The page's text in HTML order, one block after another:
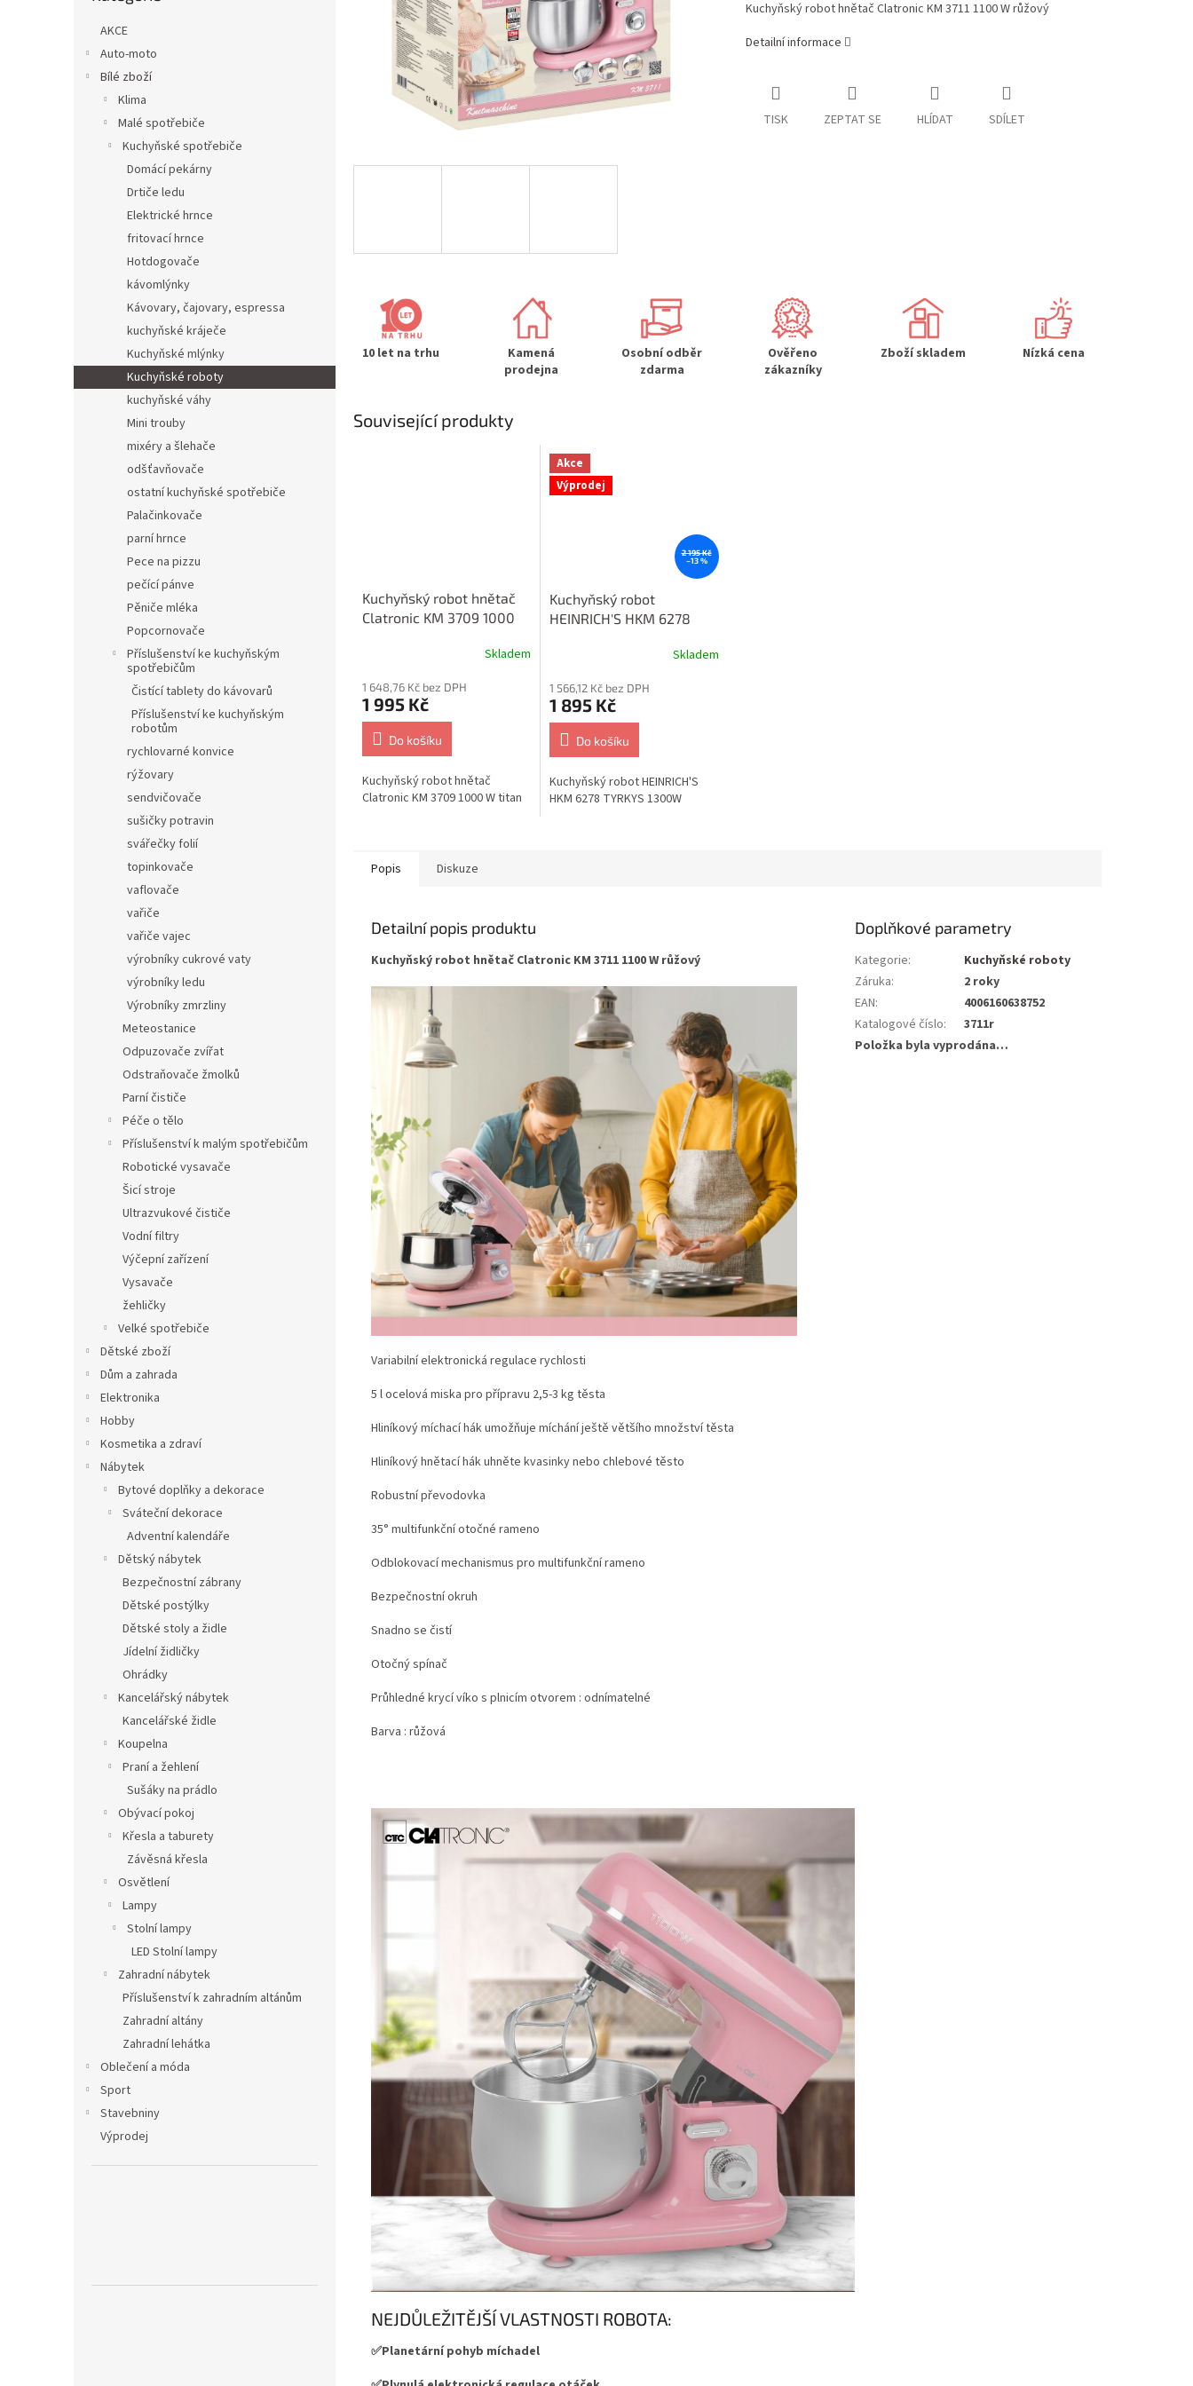
AKCE
Auto-moto
Bílé zboží
Klima
Malé spotřebiče
Kuchyňské spotřebiče
Domácí pekárny
Drtiče ledu
Elektrické hrnce
fritovací hrnce
Hotdogovače
kávomlýnky
Kávovary, čajovary, espressa
kuchyňské kráječe
Kuchyňské mlýnky
Kuchyňské roboty
kuchyňské váhy
Mini trouby
mixéry a šlehače
odšťavňovače
ostatní kuchyňské spotřebiče
Palačinkovače
parní hrnce
Pece na pizzu
pečící pánve
Pěniče mléka
Popcornovače
Příslušenství ke kuchyňským
spotřebičům
Čistící tablety do kávovarů
Příslušenství ke kuchyňským
robotům
rychlovarné konvice
rýžovary
sendvičovače
sušičky potravin
svářečky folií
topinkovače
vaflovače
vařiče
vařiče vajec
výrobníky cukrové vaty
výrobníky ledu
Výrobníky zmrzliny
Meteostanice
Odpuzovače zvířat
Odstraňovače žmolků
Parní čističe
Péče o tělo
Příslušenství k malým spotřebičům
Robotické vysavače
Šicí stroje
Ultrazvukové čističe
Vodní filtry
Výčepní zařízení
Vysavače
žehličky
Velké spotřebiče
Dětské zboží
Dům a zahrada
Elektronika
Hobby
Kosmetika a zdraví
Nábytek
Bytové doplňky a dekorace
Sváteční dekorace
Adventní kalendáře
Dětský nábytek
Bezpečnostní zábrany
Dětské postýlky
Dětské stoly a židle
Jídelní židličky
Ohrádky
Kancelářský nábytek
Kancelářské židle
Koupelna
Praní a žehlení
Sušáky na prádlo
Obývací pokoj
Křesla a taburety
Závěsná křesla
Osvětlení
Lampy
Stolní lampy
LED Stolní lampy
Zahradní nábytek
Příslušenství k zahradním altánům
Zahradní altány
Zahradní lehátka
Oblečení a móda
Sport
Stavebniny
Výprodej
Kuchyňský robot hnětač Clatronic KM 3711 1100 W růžový
Detailní informace
TISK ZEPTAT SE HLÍDAT SDÍLET
10 let na trhu
Kamená
prodejna
Osobní odběr
zdarma
Ověřeno
zákazníky
Zboží skladem Nízká cena
Související produkty
Kuchyňský robot hnětač
Clatronic KM 3709 1000
Skladem
1 648,76 Kč bez DPH
1 995 Kč
Do košíku
Kuchyňský robot hnětač
Clatronic KM 3709 1000 W titan
Akce
Výprodej
2 195 Kč
–13 %
Kuchyňský robot
HEINRICH'S HKM 6278
Skladem
1 566,12 Kč bez DPH
1 895 Kč
Do košíku
Kuchyňský robot HEINRICH'S
HKM 6278 TYRKYS 1300W
Popis Diskuze
Detailní popis produktu
Kuchyňský robot hnětač Clatronic KM 3711 1100 W růžový
Variabilní elektronická regulace rychlosti
5 l ocelová miska pro přípravu 2,5-3 kg těsta
Hliníkový míchací hák umožňuje míchání ještě většího množství těsta
Hliníkový hnětací hák uhněte kvasinky nebo chlebové těsto
Robustní převodovka
35° multifunkční otočné rameno
Odblokovací mechanismus pro multifunkční rameno
Bezpečnostní okruh
Snadno se čistí
Otočný spínač
Průhledné krycí víko s plnicím otvorem : odnímatelné
Barva : růžová
NEJDŮLEŽITĚJŠÍ VLASTNOSTI ROBOTA:
✅Planetární pohyb míchadel
Doplňkové parametry
Kategorie:
Kuchyňské roboty
Záruka:
2 roky
EAN:
4006160638752
Katalogové číslo:
3711r
Položka byla vyprodána…